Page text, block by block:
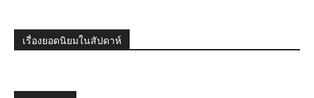
เรื่องยอดนิยมในสัปดาห์